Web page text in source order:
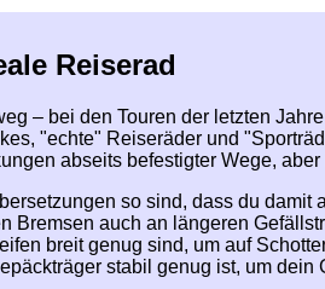
Reiserad
– bei den Touren der letzten
"echte" Reiseräder und
abseits befestigter Wege,
so sind, dass du damit
Bremsen auch an längeren
breit genug sind, um auf
stabil genug ist, um dein